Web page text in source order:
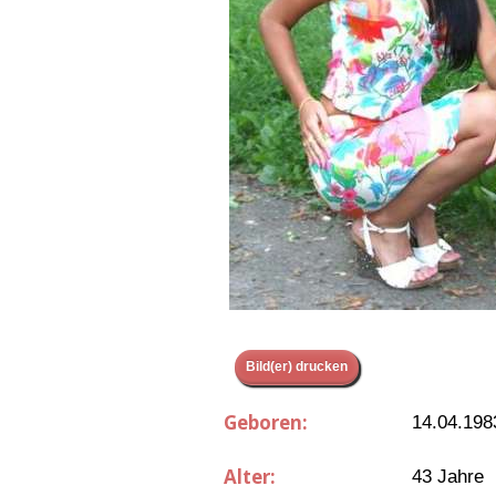
Bild(er) drucken
Geboren:
Alter: 43 Jahre